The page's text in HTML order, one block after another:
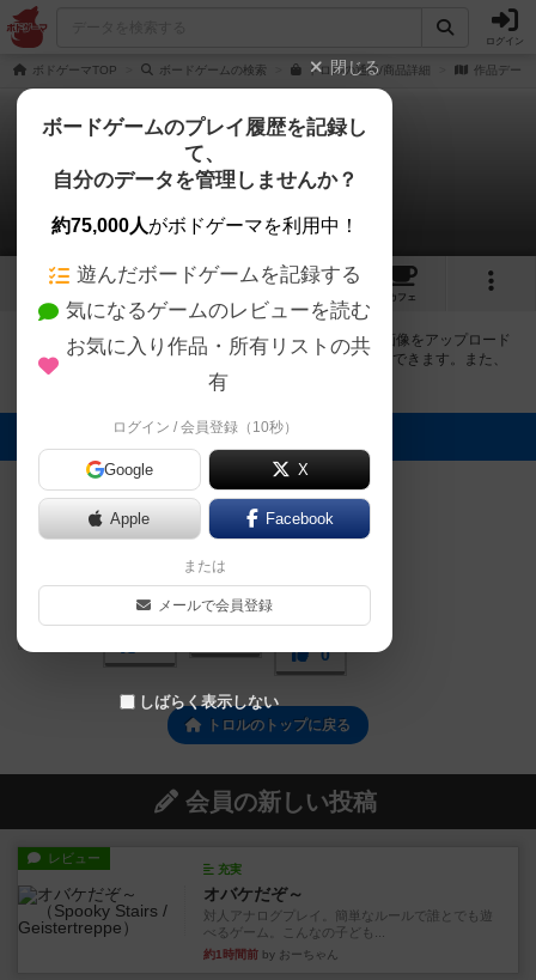
ログイン
ボドゲーマTOP ボードゲームの検索 トロルの通販/商品詳細 作品データ
トロル
4件の画像
4 6
カフェ
ボドゲーマにログインすると、 「トロル（TROLL）」の画像をアップロード
出来たり、他のユーザーの投稿画像に評価を付けることができます。また、
トップ6の画像は様々なページで表示されます。
トップに表示される画像
まま
0
亞猫【あにゃ
みんにゃりん
オグランド
（Oguland）
0
トロルのトップに戻る
会員の新しい投稿
レビュー
充実
オバケだぞ～
対人アナログプレイ。簡単なルールで誰とでも遊
べるゲーム。こんなの子ども...
約1時間前 by おーちゃん
閉じる
ボードゲームのプレイ履歴を記録し
て、
自分のデータを管理しませんか？
約75,000人がボドゲーマを利用中！
遊んだボードゲームを記録する
気になるゲームのレビューを読む
お気に入り作品・所有リストの共
有
ログイン / 会員登録（10秒）
Google X
Apple Facebook
または
メールで会員登録
しばらく表示しない